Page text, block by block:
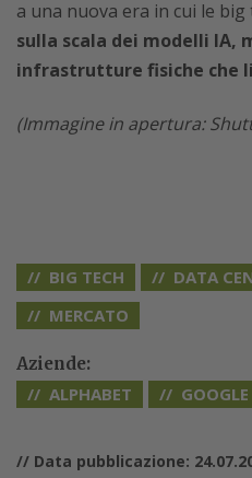
a una nuova era in cui le big
sulla scala dei modelli IA,
infrastrutture fisiche che
(Immagine in apertura:
BIG TECH DATA
MERCATO
Aziende:
ALPHABET GOOGLE
// Data pubblicazione: